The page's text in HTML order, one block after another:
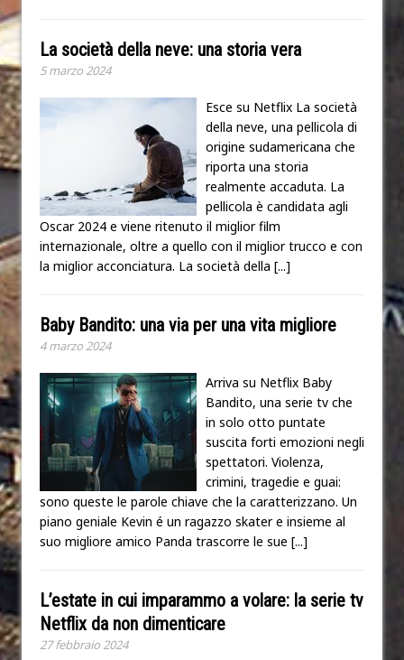
La società della neve: una storia vera
5 marzo 2024
Esce su Netflix La società
della neve, una pellicola di
origine sudamericana che
riporta una storia
realmente accaduta. La
pellicola è candidata agli
Oscar 2024 e viene ritenuto il miglior film
internazionale, oltre a quello con il miglior trucco e con
la miglior acconciatura. La società della [...]
Baby Bandito: una via per una vita migliore
4 marzo 2024
Arriva su Netflix Baby
Bandito, una serie tv che
in solo otto puntate
suscita forti emozioni negli
spettatori. Violenza,
crimini, tragedie e guai:
sono queste le parole chiave che la caratterizzano. Un
piano geniale Kevin é un ragazzo skater e insieme al
suo migliore amico Panda trascorre le sue [...]
L’estate in cui imparammo a volare: la serie tv
Netflix da non dimenticare
27 febbraio 2024